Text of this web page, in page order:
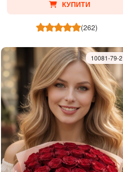
КУПИТИ
(262)
10081-79-2